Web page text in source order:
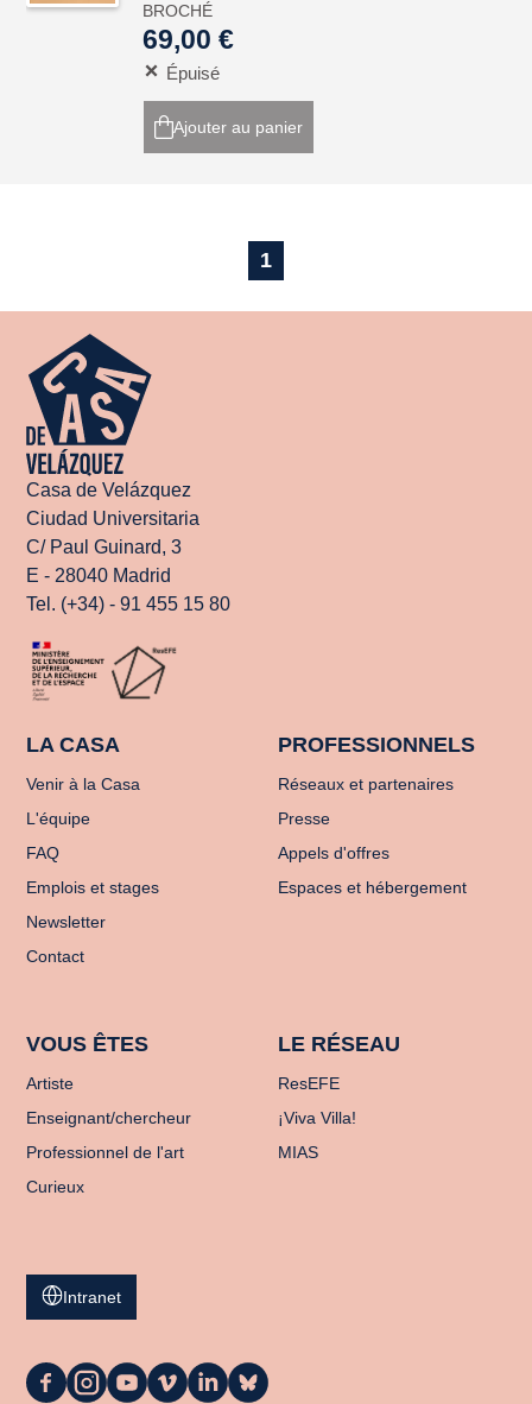
BROCHÉ
69,00 €
Épuisé
Ajouter au panier
1
Casa de Velázquez
Ciudad Universitaria
C/ Paul Guinard, 3
E - 28040 Madrid
Tel. (+34) - 91 455 15 80
LA CASA
Venir à la Casa
L'équipe
FAQ
Emplois et stages
Newsletter
Contact
PROFESSIONNELS
Réseaux et partenaires
Presse
Appels d'offres
Espaces et hébergement
VOUS ÊTES
Artiste
Enseignant/chercheur
Professionnel de l'art
Curieux
LE RÉSEAU
ResEFE
¡Viva Villa!
MIAS
Intranet
La
La
La
La
La
La